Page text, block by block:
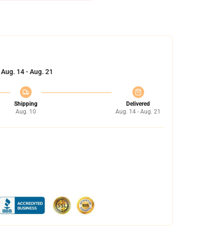
Aug. 14 - Aug. 21
Shipping
Aug. 10
Delivered
Aug. 14 - Aug. 21